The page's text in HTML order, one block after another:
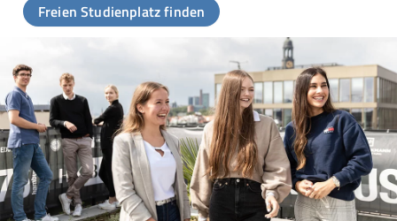
Freien Studienplatz finden